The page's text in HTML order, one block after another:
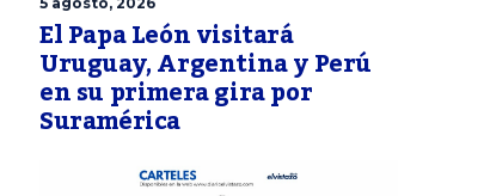
El Papa León visitará
Uruguay, Argentina y Perú
en su primera gira por
Suramérica